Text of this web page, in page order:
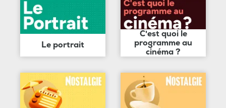
Le portrait
C'est quoi le
programme au
cinéma ?